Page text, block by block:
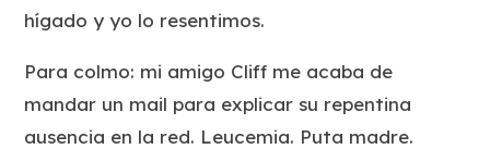
hígado y yo lo resentimos.
Para colmo: mi amigo Cliff me acaba de
mandar un mail para explicar su repentina
ausencia en la red. Leucemia. Puta madre.